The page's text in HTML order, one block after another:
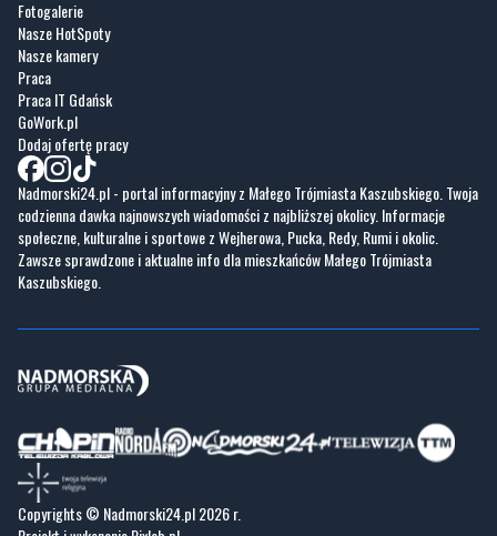
Fotogalerie
Nasze HotSpoty
Nasze kamery
Praca
Praca IT Gdańsk
GoWork.pl
Dodaj ofertę pracy
Nadmorski24.pl - portal informacyjny z Małego Trójmiasta Kaszubskiego. Twoja
codzienna dawka najnowszych wiadomości z najbliższej okolicy. Informacje
społeczne, kulturalne i sportowe z Wejherowa, Pucka, Redy, Rumi i okolic.
Zawsze sprawdzone i aktualne info dla mieszkańców Małego Trójmiasta
Kaszubskiego.
Copyrights © Nadmorski24.pl 2026 r.